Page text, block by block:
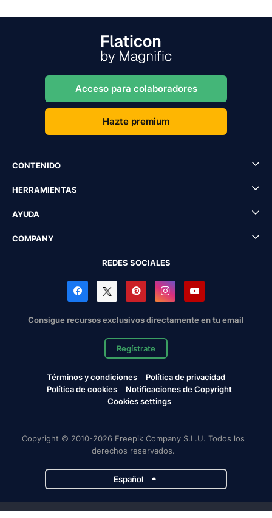
Acceso para colaboradores
Hazte premium
CONTENIDO
HERRAMIENTAS
AYUDA
COMPANY
REDES SOCIALES
Consigue recursos exclusivos directamente en tu email
Regístrate
Términos y condiciones
Política de privacidad
Política de cookies
Notificaciones de Copyright
Cookies settings
Copyright © 2010-2026 Freepik Company S.L.U. Todos los
derechos reservados.
Español